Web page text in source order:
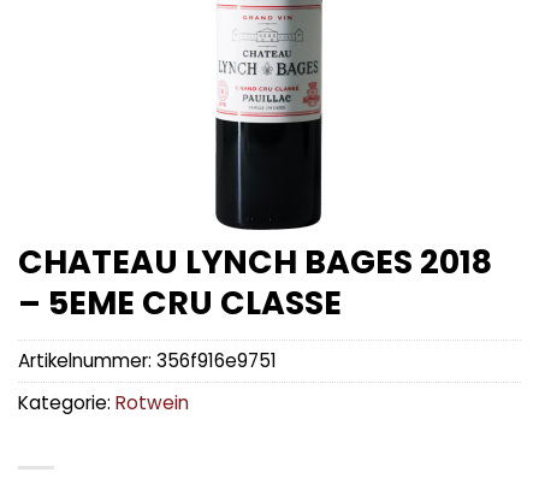
CHATEAU LYNCH BAGES 2018
– 5EME CRU CLASSE
Artikelnummer: 356f916e9751
Kategorie: Rotwein